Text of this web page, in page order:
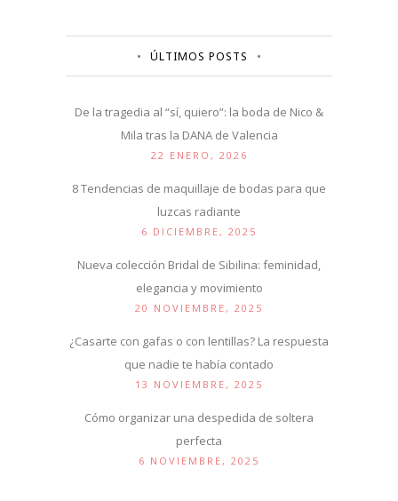
ÚLTIMOS POSTS
De la tragedia al “sí, quiero”: la boda de Nico &
Mila tras la DANA de Valencia
22 ENERO, 2026
8 Tendencias de maquillaje de bodas para que
luzcas radiante
6 DICIEMBRE, 2025
Nueva colección Bridal de Sibilina: feminidad,
elegancia y movimiento
20 NOVIEMBRE, 2025
¿Casarte con gafas o con lentillas? La respuesta
que nadie te había contado
13 NOVIEMBRE, 2025
Cómo organizar una despedida de soltera
perfecta
6 NOVIEMBRE, 2025